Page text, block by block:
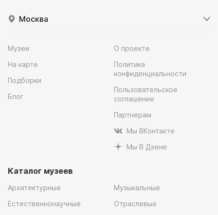
Москва
Музеи
На карте
Подборки
Блог
О проекте
Политика
конфиденциальности
Пользовательское
соглашение
Партнерам
Мы ВКонтакте
Мы В Дзене
Каталог музеев
Архитектурные
Естественнонаучные
Музыкальные
Отраслевые